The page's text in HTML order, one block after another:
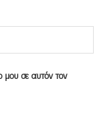
μου σε αυτόν τον